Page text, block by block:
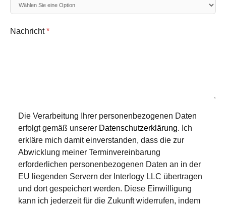
Nachricht*
Die Verarbeitung Ihrer personenbezogenen Daten
erfolgt gemäß unserer Datenschutzerklärung. Ich
erkläre mich damit einverstanden, dass die zur
Abwicklung meiner Terminvereinbarung
erforderlichen personenbezogenen Daten an in der
EU liegenden Servern der Interlogy LLC übertragen
und dort gespeichert werden. Diese Einwilligung
kann ich jederzeit für die Zukunft widerrufen, indem